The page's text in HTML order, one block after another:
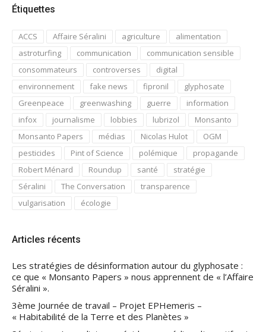
Étiquettes
ACCS Affaire Séralini agriculture
alimentation
astroturfing
communication
communication sensible
consommateurs
controverses
digital
environnement
fake news fipronil
glyphosate
Greenpeace
greenwashing guerre
information
infox
journalisme lobbies lubrizol
Monsanto
Monsanto Papers
médias Nicolas Hulot
OGM
pesticides
Pint of Science polémique
propagande
Robert Ménard
Roundup santé
stratégie
Séralini
The Conversation
transparence
vulgarisation
écologie
Articles récents
Les stratégies de désinformation autour du glyphosate :
ce que « Monsanto Papers » nous apprennent de « l’Affaire
Séralini ».
3ème Journée de travail – Projet EPHemeris –
« Habitabilité de la Terre et des Planètes »